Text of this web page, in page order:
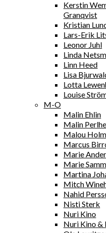
Kerstin
Granqvist
Kristian
Lars-Erik
Leonor Juhl
Linda
Linn Heed
Lisa
Lotta
Louise
M-O
Malin Ehlin
Malin
Malou Holm
Marcus
Marie
Marie
Martina
Mitch
Nahid
Nisti Sterk
Nuri Kino
Nuri Kino &